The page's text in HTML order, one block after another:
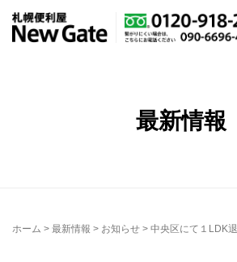
最新情報
ホーム > 最新情報 > お知らせ > 中央区にて１LDK